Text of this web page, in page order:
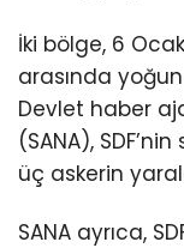
İki bölge, 6
arasında
Devlet haber
(SANA),
üç askerin
SANA ayrıca,